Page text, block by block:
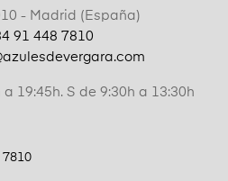
- Madrid (España)
91 448 7810
19:45h. S de 9:30h a 13:30h
7810